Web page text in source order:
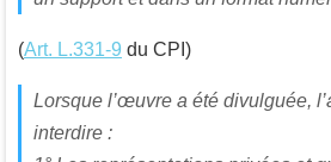
(Art. L.331-9 du CPI)
Lorsque l’œuvre a été divulguée,
interdire :